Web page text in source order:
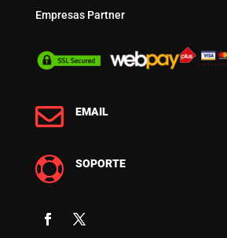
Empresas Partner
 EMAIL
 SOPORTE